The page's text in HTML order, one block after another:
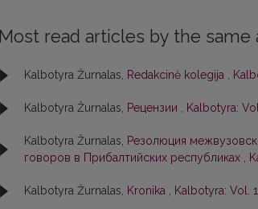
Most read articles by the same
Kalbotyra Žurnalas, Redakcinė kolegija ,
Kalbotyra Žurnalas, Рецензии , Kalbotyra:
Kalbotyra Žurnalas, Резолюция
говоров в Прибалтийских республиках ,
Kalbotyra Žurnalas, Kronika , Kalbotyra: Vol.